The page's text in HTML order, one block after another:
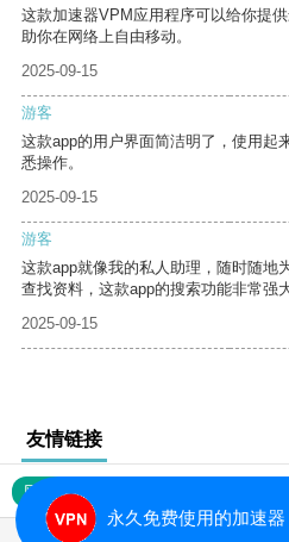
这款加速器VPM应用程序可以给你提
助你在网络上自由移动。
2025-09-15
游客
这款app的用户界面简洁明了，使用起
悉操作。
2025-09-15
游客
这款app就像我的私人助理，随时随地
查找资料，这款app的搜索功能非常强
2025-09-15
友情链接
网站地图
永久免费使用的加速器